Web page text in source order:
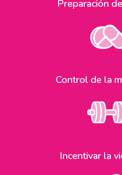
Preparación
Control de la
Incentivar la